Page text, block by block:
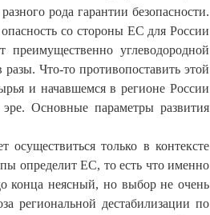
рода гарантии безопасности.
со стороны ЕС для России
преимущественно углеводородной
Что-то противопоставить этой
и начавшемся в регионе России
Основные параметры развития
только в контексте
определит ЕС, то есть что именно
конца неясный, но выбор не очень
региональной дестабилизации по